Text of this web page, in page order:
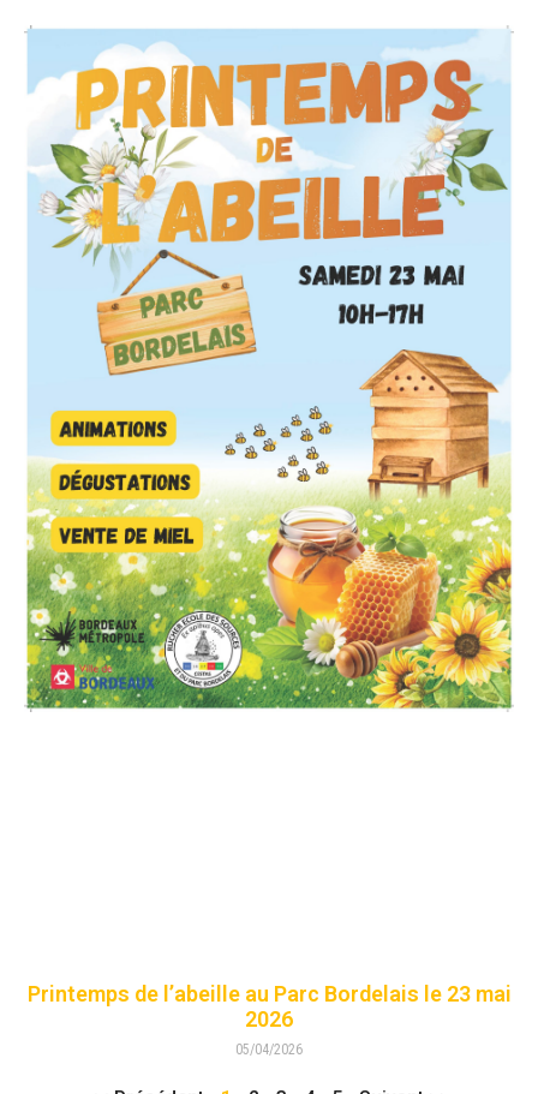
Printemps de l’abeille au Parc Bordelais le 23 mai
2026
05/04/2026